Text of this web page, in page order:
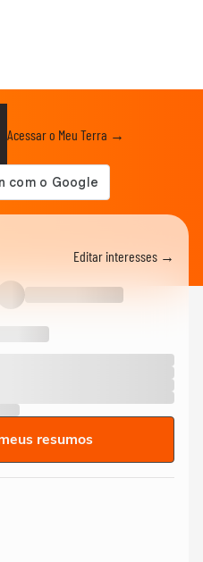
Acessar o Meu Terra →
Editar interesses →
resumos